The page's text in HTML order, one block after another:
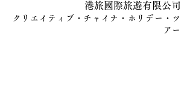
港旅國際旅遊有限公司
クリエイティブ・チャイナ・ホリデー・ツ
アー